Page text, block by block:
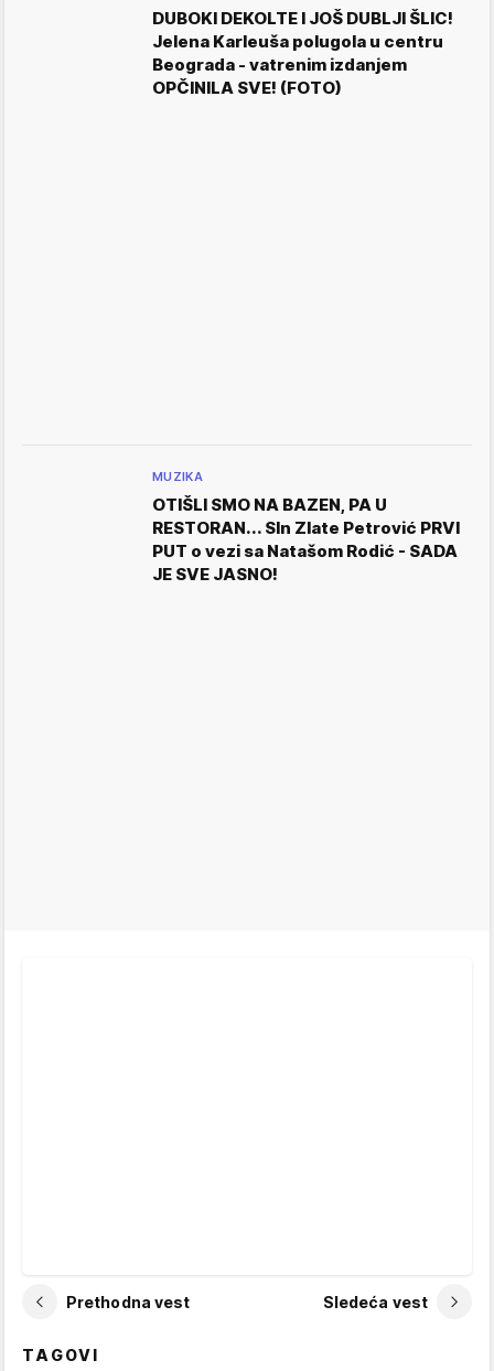
DUBOKI DEKOLTE I JOŠ DUBLJI ŠLIC!
Jelena Karleuša polugola u centru
Beograda - vatrenim izdanjem
OPČINILA SVE! (FOTO)
MUZIKA
OTIŠLI SMO NA BAZEN, PA U
RESTORAN... SIn Zlate Petrović PRVI
PUT o vezi sa Natašom Rodić - SADA
JE SVE JASNO!
Prethodna vest Sledeća vest
TAGOVI